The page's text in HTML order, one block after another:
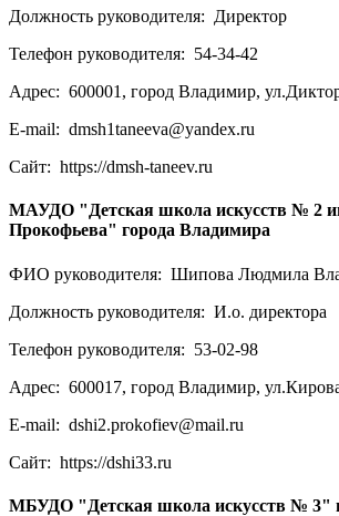
Должность руководителя: Директор
Телефон руководителя: 54-34-42
Адрес: 600001, город Владимир,
E-mail: dmsh1taneeva@yandex.ru
Сайт: https://dmsh-taneev.ru
МАУДО "Детская школа искусств № 2
Прокофьева" города Владимира
ФИО руководителя: Шипова Людмила
Должность руководителя: И.о. директора
Телефон руководителя: 53-02-98
Адрес: 600017, город Владимир,
E-mail: dshi2.prokofiev@mail.ru
Сайт: https://dshi33.ru
МБУДО "Детская школа искусств № 3"